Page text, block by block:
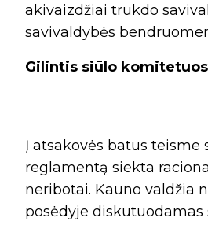
akivaizdžiai trukdo
savivaldybės
Gilintis siūlo
Į atsakovės batus
reglamentą siekta
neribotai. Kauno valdžia
posėdyje diskutuodamas